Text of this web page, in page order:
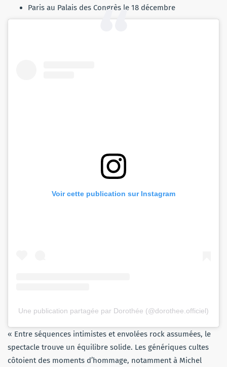
Paris au Palais des Congrès le 18 décembre
Voir cette publication sur Instagram
Une publication partagée par Dorothée (@dorothee.officiel)
« Entre séquences intimistes et envolées rock assumées, le
spectacle trouve un équilibre solide. Les génériques cultes
côtoient des moments d’hommage, notamment à Michel